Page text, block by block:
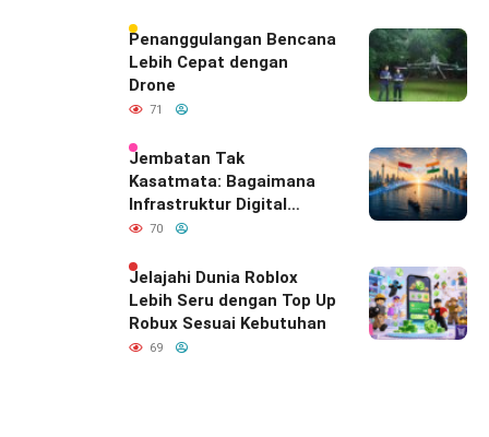
Indonesia
Penanggulangan Bencana
Lebih Cepat dengan
Drone
71
Jembatan Tak
Kasatmata: Bagaimana
Infrastruktur Digital
Diam-Diam
Hubungan Indonesia–
India
70
Jelajahi Dunia Roblox
Lebih Seru dengan Top Up
Robux Sesuai Kebutuhan
69